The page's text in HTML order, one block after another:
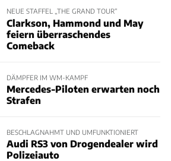
NEUE STAFFEL „THE GRAND TOUR“
Clarkson, Hammond und May
feiern überraschendes
Comeback
DÄMPFER IM WM-KAMPF
Mercedes-Piloten erwarten noch
Strafen
BESCHLAGNAHMT UND UMFUNKTIONIERT
Audi RS3 von Drogendealer wird
Polizeiauto